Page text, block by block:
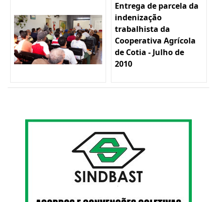
Entrega de parcela da
indenização
trabalhista da
Cooperativa Agrícola
de Cotia - Julho de
2010